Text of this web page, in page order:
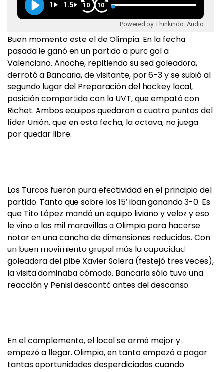
1 1.5 10 10
Powered by Thinkindot Audio
Buen momento este el de Olimpia. En la fecha
pasada le ganó en un partido a puro gol a
Valenciano. Anoche, repitiendo su sed goleadora,
derrotó a Bancaria, de visitante, por 6-3 y se subió al
segundo lugar del Preparación del hockey local,
posición compartida con la UVT, que empató con
Richet. Ambos equipos quedaron a cuatro puntos del
líder Unión, que en esta fecha, la octava, no juega
por quedar libre.
Los Turcos fueron pura efectividad en el principio del
partido. Tanto que sobre los 15′ iban ganando 3-0. Es
que Tito López mandó un equipo liviano y veloz y eso
le vino a las mil maravillas a Olimpia para hacerse
notar en una cancha de dimensiones reducidas. Con
un buen movimiento grupal más la capacidad
goleadora del pibe Xavier Solera (festejó tres veces),
la visita dominaba cómodo. Bancaria sólo tuvo una
reacción y Penisi descontó antes del descanso.
En el complemento, el local se armó mejor y
empezó a llegar. Olimpia, en tanto empezó a pagar
tantas oportunidades desperdiciadas cuando